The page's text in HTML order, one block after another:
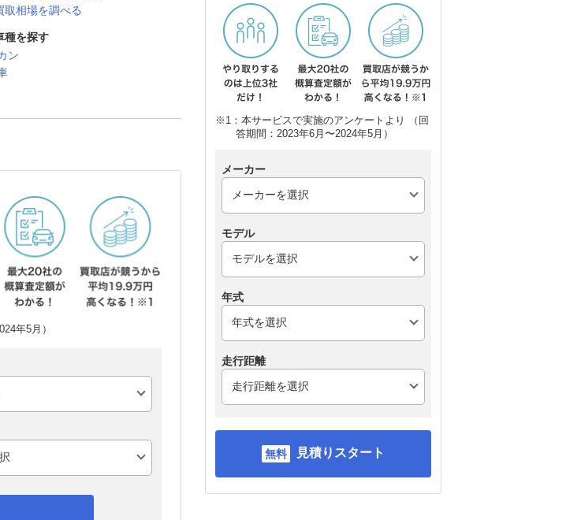
取相場を調べる
種を探す
ン
年5月）
※1：本サービスで実施のアンケートより （回
答期間：2023年6月〜2024年5月）
メーカー
モデル
年式
走行距離
見積りスタート